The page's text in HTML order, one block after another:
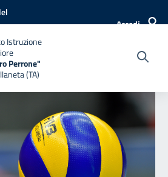
Accedi
Istruzione
Perrone"
(TA)